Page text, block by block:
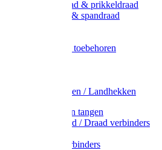
Metaal draad & prikkeldraad
Binddraad & spandraad
Afrasternet toebehoren
Weidehekken / Landhekken
Spanners en tangen
Lint / Koord / Draad verbinders
Litzclip verbinders